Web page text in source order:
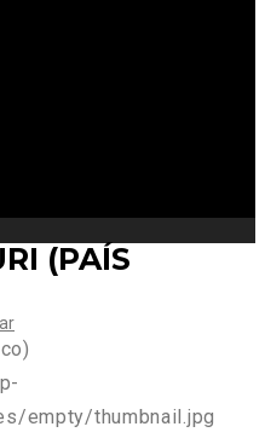
(PAÍS
empty/thumbnail.jpg